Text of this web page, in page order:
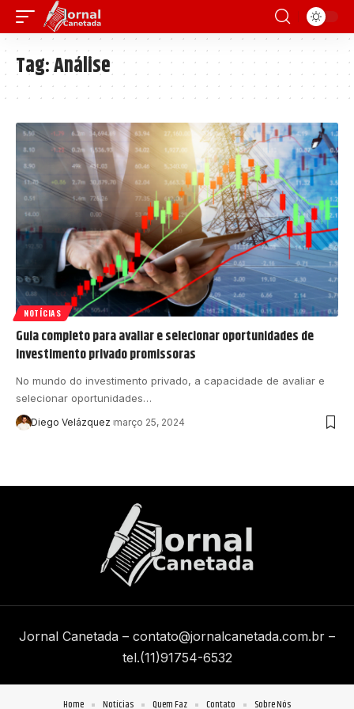
Tag:Análise
NOTÍCIAS
Guia completo para avaliar e selecionar oportunidades de
investimento privado promissoras
No mundo do investimento privado, a capacidade de avaliar e
selecionar oportunidades…
Diego Velázquez março 25, 2024
Jornal Canetada – contato@jornalcanetada.com.br –
tel.(11)91754-6532
Home Notícias Quem Faz Contato Sobre Nós